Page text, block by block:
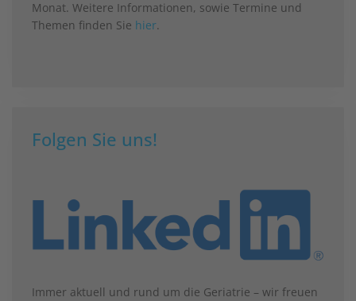
Monat. Weitere Informationen, sowie Termine und
Themen finden Sie hier.
Folgen Sie uns!
Immer aktuell und rund um die Geriatrie – wir freuen